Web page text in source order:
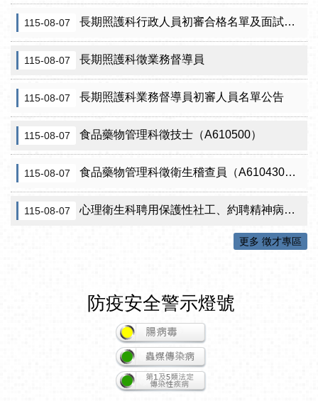
115-08-07 長期照護科行政人員初審合格名單及面試訊息公告
115-08-07 長期照護科徵業務督導員
115-08-07 長期照護科業務督導員初審人員名單公告
115-08-07 食品藥物管理科徵技士（A610500）
115-08-07 食品藥物管理科徵衛生稽查員（A610430）初審公告
115-08-07 心理衛生科聘用保護性社工、約聘精神病人社區關懷訪視員、約聘自殺關懷訪視員等5項職稱甄試結果公告
更多 徵才專區
防疫安全警示燈號